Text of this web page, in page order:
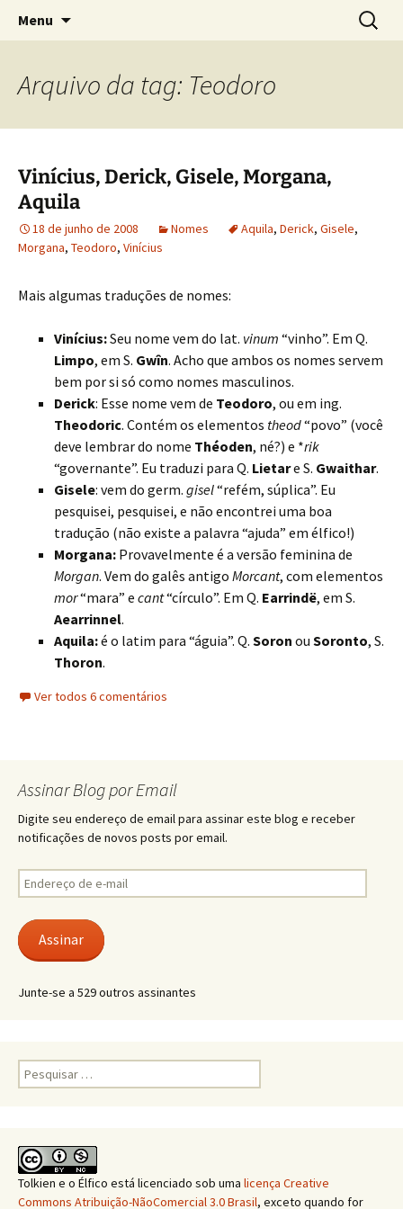
Tolkien e o Élfico
Sobre as línguas d'O Senhor dos Anéis
Menu
conteúdo
por:
Arquivo da tag: Teodoro
Vinícius, Derick, Gisele, Morgana,
Aquila
18 de junho de 2008 Nomes Aquila, Derick, Gisele,
Morgana, Teodoro, Vinícius
Mais algumas traduções de nomes:
Vinícius:Seu nome vem do lat. vinum “vinho”. Em Q.
Limpo, em S. Gwîn. Acho que ambos os nomes servem
bem por si só como nomes masculinos.
Derick: Esse nome vem de Teodoro, ou em ing.
Theodoric. Contém os elementos theod“povo” (você
deve lembrar do nome Théoden, né?) e *rik
“governante”. Eu traduzi para Q. Lietare S. Gwaithar.
Gisele: vem do germ. gisel“refém, súplica”. Eu
pesquisei, pesquisei, e não encontrei uma boa
tradução (não existe a palavra “ajuda” em élfico!)
Morgana: Provavelmente é a versão feminina de
Morgan. Vem do galês antigo Morcant, com elementos
mor“mara” e cant“círculo”. Em Q. Earrindë, em S.
Aearrinnel.
Aquila:é o latim para “águia”. Q. Soron ou Soronto, S.
Thoron.
Ver todos 6 comentários
Assinar Blog por Email
Digite seu endereço de email para assinar este blog e receber
notificações de novos posts por email.
Endereço
de
mail Assinar
Junte-se a 529 outros assinantes
Pesquisar
por:
Tolkien e o Élfico está licenciado sob uma licença Creative
Commons Atribuição-NãoComercial 3.0 Brasil, exceto quando for